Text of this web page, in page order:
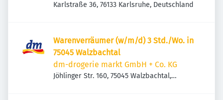
Karlstraße 36, 76133 Karlsruhe, Deutschland
Warenverräumer (w/m/d) 3 Std./Wo. in
75045 Walzbachtal
dm-drogerie markt GmbH + Co. KG
Jöhlinger Str. 160, 75045 Walzbachtal,